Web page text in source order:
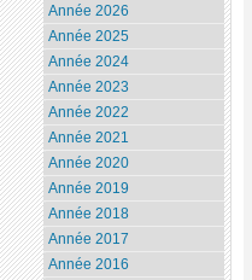
Année 2026
Année 2025
Année 2024
Année 2023
Année 2022
Année 2021
Année 2020
Année 2019
Année 2018
Année 2017
Année 2016